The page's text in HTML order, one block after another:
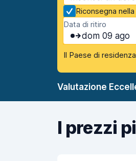
Riconsegna
Data di ritiro
dom 09 ago
Il Paese di
Valutazione
I prezzi